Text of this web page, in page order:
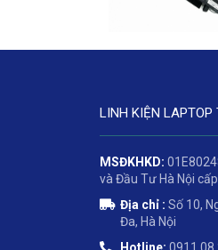
LINH KIỆN LAPTOP
MSĐKHKD:
và Đầu Tư Hà Nội
Địa chỉ : Số 10,
Đa, Hà Nội